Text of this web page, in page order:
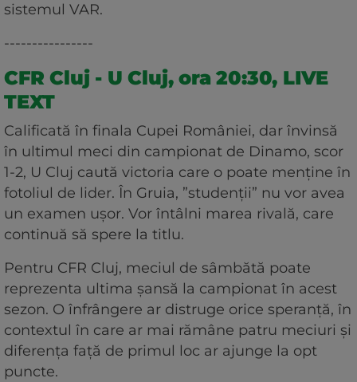
sistemul VAR.
----------------
CFR Cluj - U Cluj, ora 20:30, LIVE
TEXT
Calificată în finala Cupei României, dar învinsă
în ultimul meci din campionat de Dinamo, scor
1-2, U Cluj caută victoria care o poate menține în
fotoliul de lider. În Gruia, ”studenții” nu vor avea
un examen ușor. Vor întâlni marea rivală, care
continuă să spere la titlu.
Pentru CFR Cluj, meciul de sâmbătă poate
reprezenta ultima șansă la campionat în acest
sezon. O înfrângere ar distruge orice speranță, în
contextul în care ar mai rămâne patru meciuri și
diferența față de primul loc ar ajunge la opt
puncte.